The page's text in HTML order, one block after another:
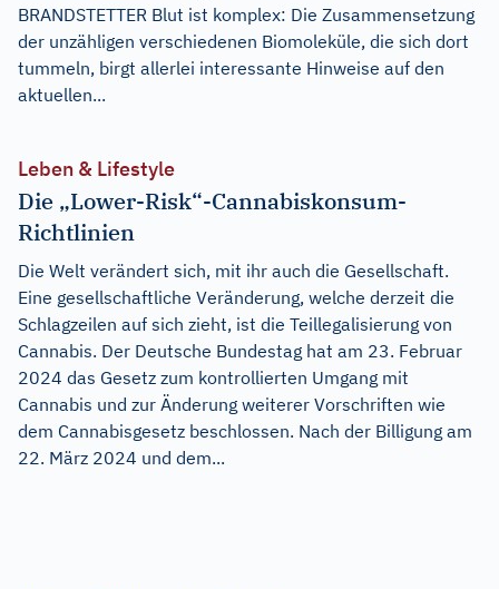
BRANDSTETTER Blut ist komplex: Die Zusammensetzung
der unzähligen verschiedenen Biomoleküle, die sich dort
tummeln, birgt allerlei interessante Hinweise auf den
aktuellen...
Leben & Lifestyle
Die „Lower-Risk“-Cannabiskonsum-
Richtlinien
Die Welt verändert sich, mit ihr auch die Gesellschaft.
Eine gesellschaftliche Veränderung, welche derzeit die
Schlagzeilen auf sich zieht, ist die Teillegalisierung von
Cannabis. Der Deutsche Bundestag hat am 23. Februar
2024 das Gesetz zum kontrollierten Umgang mit
Cannabis und zur Änderung weiterer Vorschriften wie
dem Cannabisgesetz beschlossen. Nach der Billigung am
22. März 2024 und dem...